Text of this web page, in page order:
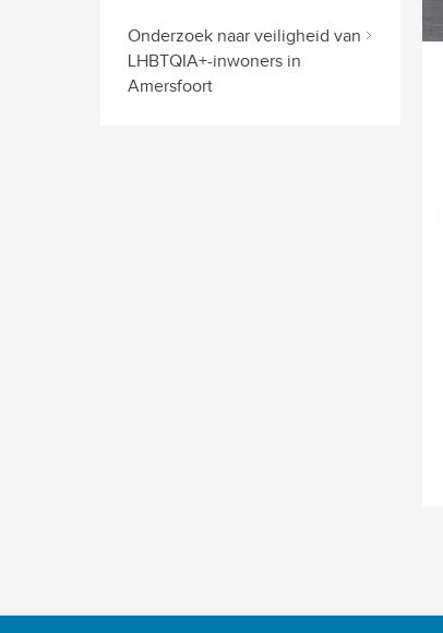
Onderzoek naar veiligheid van
LHBTQIA+-inwoners in
Amersfoort